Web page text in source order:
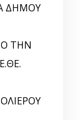
ΔΗΜΟΥ
ΤΗΝ